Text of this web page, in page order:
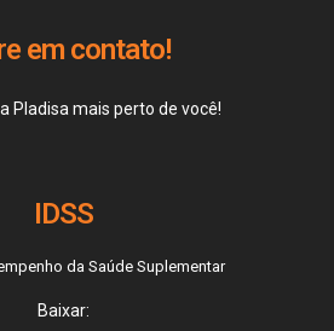
em contato!
Pladisa mais perto de você!
IDSS
da Saúde Suplementar
Baixar: